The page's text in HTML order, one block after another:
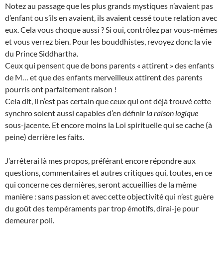
Notez au passage que les plus grands mystiques n’avaient pas
d’enfant ou s’ils en avaient, ils avaient cessé toute relation avec
eux. Cela vous choque aussi ? Si oui, contrôlez par vous-mêmes
et vous verrez bien. Pour les bouddhistes, revoyez donc la vie
du Prince Siddhartha.
Ceux qui pensent que de bons parents « attirent » des enfants
de M… et que des enfants merveilleux attirent des parents
pourris ont parfaitement raison !
Cela dit, il n’est pas certain que ceux qui ont déjà trouvé cette
synchro soient aussi capables d’en définir la raison logique
sous-jacente. Et encore moins la Loi spirituelle qui se cache (à
peine) derrière les faits.
J’arrêterai là mes propos, préférant encore répondre aux
questions, commentaires et autres critiques qui, toutes, en ce
qui concerne ces dernières, seront accueillies de la même
manière : sans passion et avec cette objectivité qui n’est guère
du goût des tempéraments par trop émotifs, dirai-je pour
demeurer poli.